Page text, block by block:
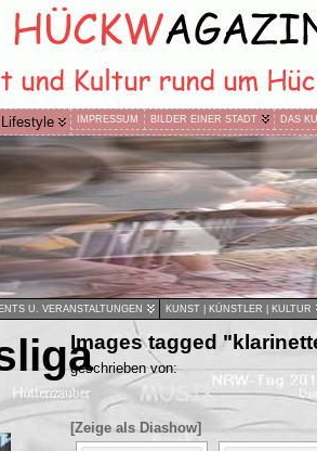
IMPRESSUM BILDER EINER STADT DAS
U. VERANSTALTUNGEN KUNST | KÜNSTLER | KULTUR
Images tagged
geschrieben von:
[Zeige als Diashow]